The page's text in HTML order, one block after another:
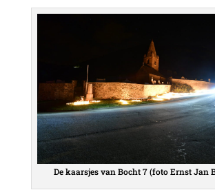
De kaarsjes van Bocht 7 (foto Ernst Jan